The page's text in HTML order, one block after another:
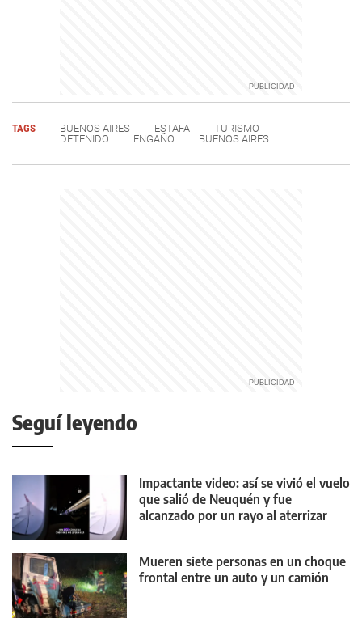
TAGS BUENOS AIRES ESTAFA
TURISMO
DETENIDO
ENGAÑO BUENOS AIRES
Seguí leyendo
Impactante video: así se vivió el vuelo
que salió de Neuquén y fue
alcanzado por un rayo al aterrizar
Mueren siete personas en un choque
frontal entre un auto y un camión